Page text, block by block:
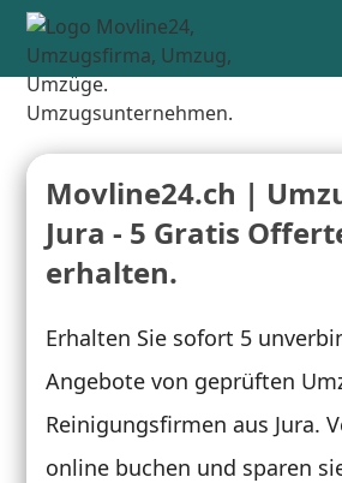
Movline24.ch |
Jura - 5 Gratis
erhalten.
Erhalten Sie sofort 5
Angebote von geprüften
Reinigungsfirmen aus Jura.
online buchen und sparen